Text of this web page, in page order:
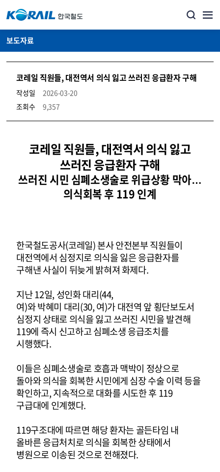
보도자료
코레일 직원들, 대전역서 의식 잃고 쓰러진 응급환자 구해
작성일
2026-03-20
조회수
9,357
뉴스·홍보_보도자료 상세보기 – 내용, 파일, 담당자 연락처로 구성
코레일 직원들, 대전역서 의식 잃고
쓰러진 응급환자 구해
쓰러진 시민 심폐소생술로 위급상황 막아…
의식회복 후 119 인계
한국철도공사(코레일) 본사 안전본부 직원들이
대전역에서 심정지로 의식을 잃은 응급환자를
구해낸 사실이 뒤늦게 밝혀져 화제다.
지난 12일, 성인화 대리(44,
여)와 박혜미 대리(30, 여)가 대전역 앞 횡단보도서
심정지 상태로 의식을 잃고 쓰러진 시민을 발견해
119에 즉시 신고하고 심폐소생 응급조치를
시행했다.
이들은 심폐소생술로 호흡과 맥박이 정상으로
돌아와 의식을 회복한 시민에게 심장 수술 이력 등을
확인하고, 지속적으로 대화를 시도한 후 119
구급대에 인계했다.
119구조대에 따르면 해당 환자는 골든타임 내
올바른 응급처치로 의식을 회복한 상태에서
병원으로 이송된 것으로 전해졌다.